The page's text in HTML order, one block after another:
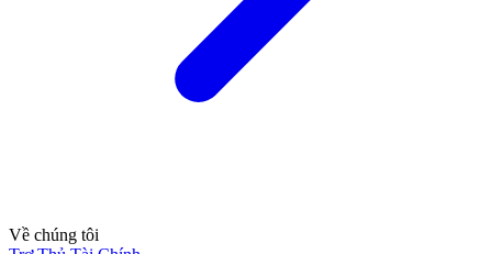
Về chúng tôi